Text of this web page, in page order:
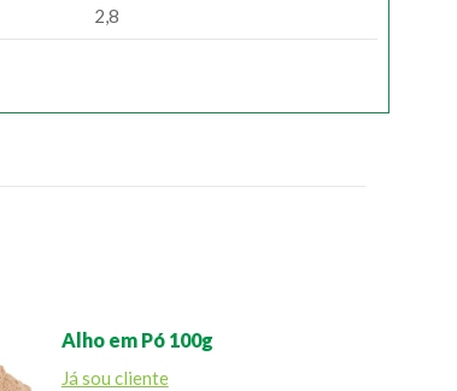
2,8
Alho em Pó 100g
Já sou cliente